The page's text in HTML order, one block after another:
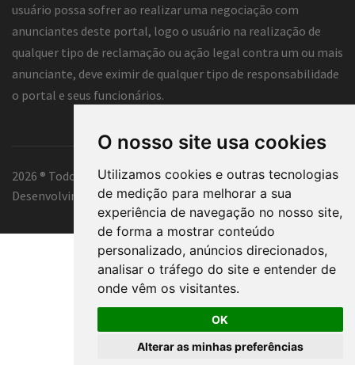
O nosso site usa cookies
Utilizamos cookies e outras tecnologias
de medição para melhorar a sua
experiência de navegação no nosso site,
de forma a mostrar conteúdo
personalizado, anúncios direcionados,
analisar o tráfego do site e entender de
onde vêm os visitantes.
OK
Alterar as minhas preferências
usuário possa sofrer ao realizar uma negociação com
anunciantes deste portal, logo o usuário na realização de
qualquer tipo de reclamação ou ação legal contra um ou mais
anunciante, deve eximir de qualquer tipo de responsabilidade
o portal e seus funcionários.
2026 ® Todos os direitos reservados.
Desenvolvimento e hospedagemClassificados Curitiba ®